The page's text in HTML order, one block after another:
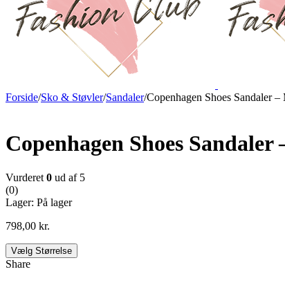
Forside/Sko & Støvler/Sandaler/Copenhagen Shoes Sandaler
Copenhagen Shoes
Vurderet 0 ud af 5
(0)
Lager: På lager
798,00 kr.
Vælg Størrelse
Share